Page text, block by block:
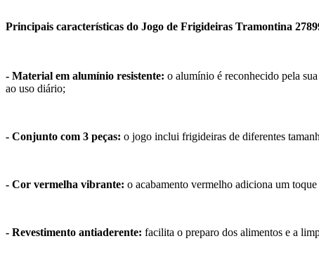
Principais características do Jogo de Frigideiras Tramontina
- Material em alumínio resistente: o alumínio é reconhecido pela
ao uso diário;
- Conjunto com 3 peças: o jogo inclui frigideiras de diferentes
- Cor vermelha vibrante: o acabamento vermelho adiciona um
- Revestimento antiaderente: facilita o preparo dos alimentos e a